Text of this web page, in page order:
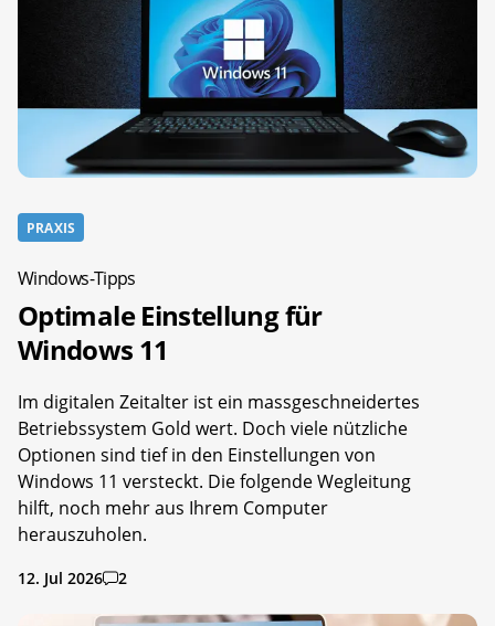
PRAXIS
Windows-Tipps
Optimale Einstellung für
Windows 11
Im digitalen Zeitalter ist ein massgeschneidertes
Betriebssystem Gold wert. Doch viele nützliche
Optionen sind tief in den Einstellungen von
Windows 11 versteckt. Die folgende Wegleitung
hilft, noch mehr aus Ihrem Computer
herauszuholen.
12. Jul 2026 2